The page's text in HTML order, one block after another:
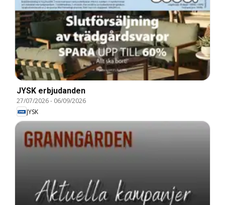
JYSK erbjudanden
27/07/2026- 06/09/2026
JYSK